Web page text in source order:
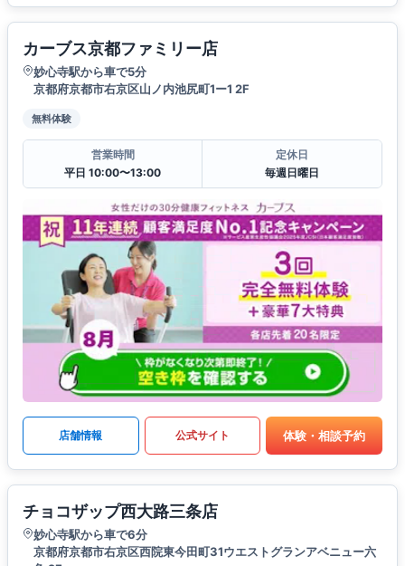
カーブス京都ファミリー店
妙心寺駅から車で5分
京都府京都市右京区山ノ内池尻町1ー1 2F
無料体験
営業時間
平日 10:00〜13:00
定休日
毎週日曜日
店舗情報 公式サイト 体験・相談予約
チョコザップ西大路三条店
妙心寺駅から車で6分
京都府京都市右京区西院東今田町31ウエストグランアベニュー六